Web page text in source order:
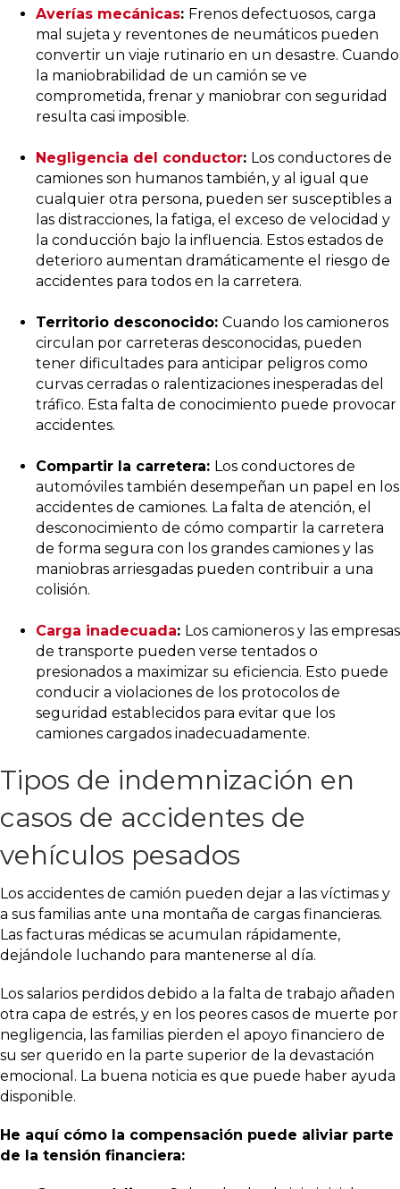
Averías mecánicas: Frenos defectuosos, carga
mal sujeta y reventones de neumáticos pueden
convertir un viaje rutinario en un desastre. Cuando
la maniobrabilidad de un camión se ve
comprometida, frenar y maniobrar con seguridad
resulta casi imposible.
Negligencia del conductor: Los conductores de
camiones son humanos también, y al igual que
cualquier otra persona, pueden ser susceptibles a
las distracciones, la fatiga, el exceso de velocidad y
la conducción bajo la influencia. Estos estados de
deterioro aumentan dramáticamente el riesgo de
accidentes para todos en la carretera.
Territorio desconocido: Cuando los camioneros
circulan por carreteras desconocidas, pueden
tener dificultades para anticipar peligros como
curvas cerradas o ralentizaciones inesperadas del
tráfico. Esta falta de conocimiento puede provocar
accidentes.
Compartir la carretera: Los conductores de
automóviles también desempeñan un papel en los
accidentes de camiones. La falta de atención, el
desconocimiento de cómo compartir la carretera
de forma segura con los grandes camiones y las
maniobras arriesgadas pueden contribuir a una
colisión.
Carga inadecuada: Los camioneros y las empresas
de transporte pueden verse tentados o
presionados a maximizar su eficiencia. Esto puede
conducir a violaciones de los protocolos de
seguridad establecidos para evitar que los
camiones cargados inadecuadamente.
Tipos de indemnización en
casos de accidentes de
vehículos pesados
Los accidentes de camión pueden dejar a las víctimas y
a sus familias ante una montaña de cargas financieras.
Las facturas médicas se acumulan rápidamente,
dejándole luchando para mantenerse al día.
Los salarios perdidos debido a la falta de trabajo añaden
otra capa de estrés, y en los peores casos de muerte por
negligencia, las familias pierden el apoyo financiero de
su ser querido en la parte superior de la devastación
emocional. La buena noticia es que puede haber ayuda
disponible.
He aquí cómo la compensación puede aliviar parte
de la tensión financiera: